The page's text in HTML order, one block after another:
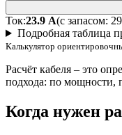
Ток:23.9 А(с запасом:
Подробная таблица
Калькулятор
Расчёт кабеля – это
подхода: по мощности,
Когда нужен